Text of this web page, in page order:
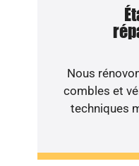
Nous
combles et
techniques